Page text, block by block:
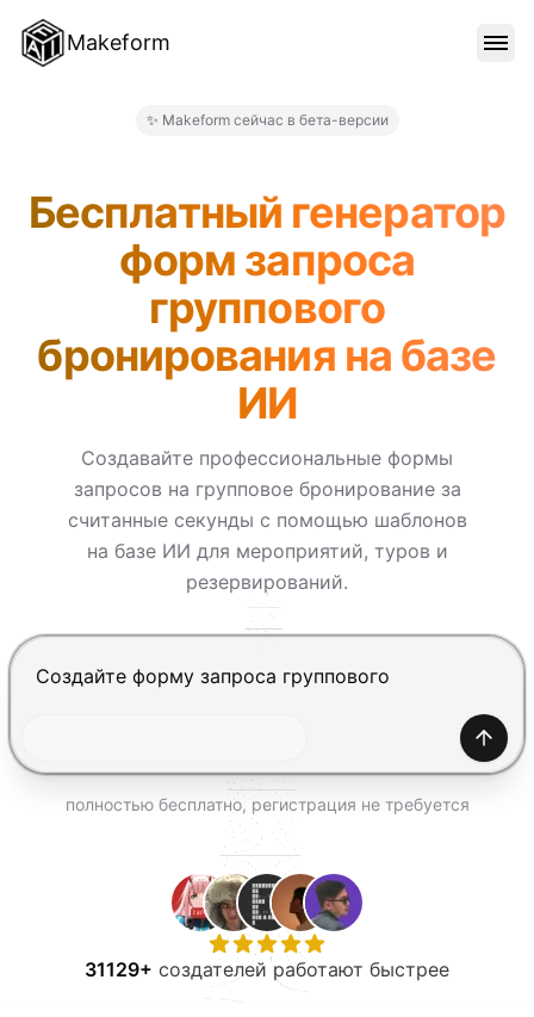
Makeform
ЦЕНЫ
ВОЙТИ
ПОПРОБОВАТЬ БЕСПЛАТНО
✨ Makeform сейчас в бета-версии
Бесплатный генератор
форм запроса
группового
бронирования на базе
ИИ
Создавайте профессиональные формы
запросов на групповое бронирование за
считанные секунды с помощью шаблонов
на базе ИИ для мероприятий, туров и
резервирований.
Нажмите Enter, чтобы отправить, Shift+Enter —
полностью бесплатно, регистрация не требуется
31129+ создателей работают быстрее